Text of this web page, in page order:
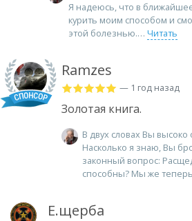
Я надеюсь, что в
курить моим способом и
этой болезнью.
Читать
Ramzes
— 1 год назад
Золотая книга.
В двух словах Вы высоко
Насколько я знаю, Вы
законный вопрос:
способны? Мы же теперь
Е.щерба